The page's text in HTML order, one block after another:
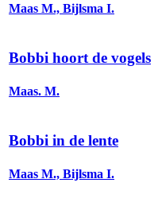
Maas M., Bijlsma I.
Bobbi hoort de vogels
Maas. M.
Bobbi in de lente
Maas M., Bijlsma I.